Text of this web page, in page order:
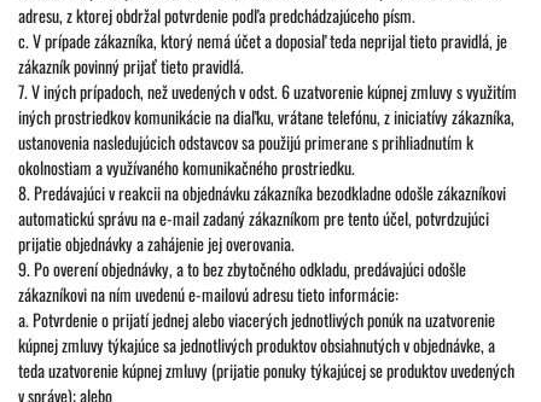
adresu, z ktorej obdržal potvrdenie podľa predchádzajúceho písm.
c. V prípade zákazníka, ktorý nemá účet a doposiaľ teda neprijal tieto pravidlá, je
zákazník povinný prijať tieto pravidlá.
7. V iných prípadoch, než uvedených v odst. 6 uzatvorenie kúpnej zmluvy s využitím
iných prostriedkov komunikácie na diaľku, vrátane telefónu, z iniciatívy zákazníka,
ustanovenia nasledujúcich odstavcov sa použijú primerane s prihliadnutím k
okolnostiam a využívaného komunikačného prostriedku.
8. Predávajúci v reakcii na objednávku zákazníka bezodkladne odošle zákazníkovi
automatickú správu na e-mail zadaný zákazníkom pre tento účel, potvrdzujúci
prijatie objednávky a zahájenie jej overovania.
9. Po overení objednávky, a to bez zbytočného odkladu, predávajúci odošle
zákazníkovi na ním uvedenú e-mailovú adresu tieto informácie:
a. Potvrdenie o prijatí jednej alebo viacerých jednotlivých ponúk na uzatvorenie
kúpnej zmluvy týkajúce sa jednotlivých produktov obsiahnutých v objednávke, a
teda uzatvorenie kúpnej zmluvy (prijatie ponuky týkajúcej se produktov uvedených
v správe); alebo